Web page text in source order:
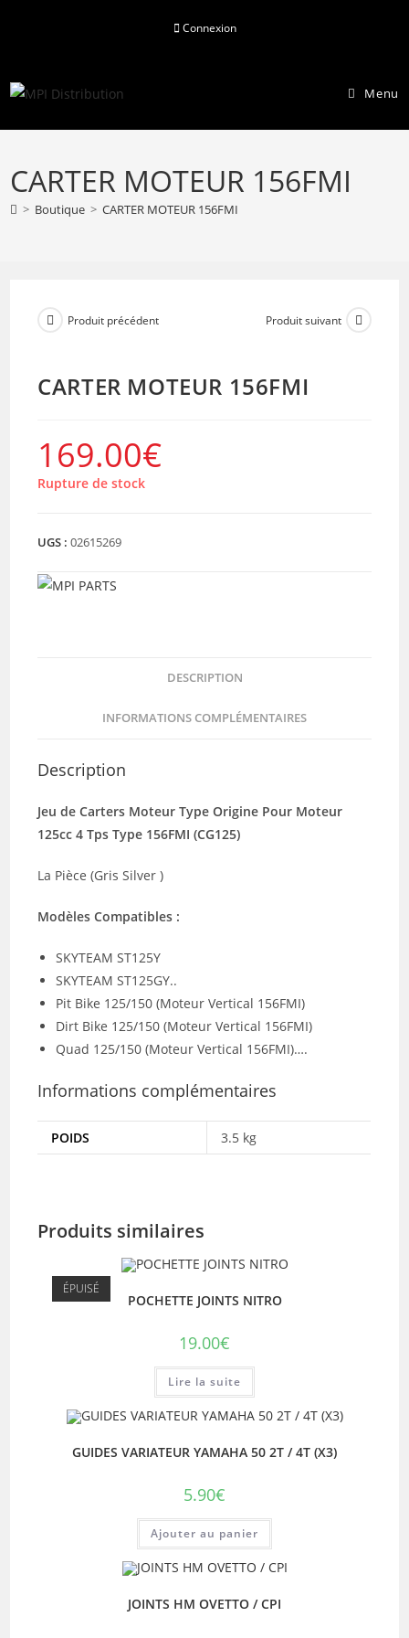
Connexion
Menu
CARTER MOTEUR 156FMI
> Boutique > CARTER MOTEUR 156FMI
Produit précédent Produit suivant
CARTER MOTEUR 156FMI
169.00€
Rupture de stock
UGS :02615269
DESCRIPTION
INFORMATIONS COMPLÉMENTAIRES
Description
Jeu de Carters Moteur Type Origine Pour Moteur
125cc 4 Tps Type 156FMI (CG125)
La Pièce (Gris Silver )
Modèles Compatibles :
SKYTEAM ST125Y
SKYTEAM ST125GY..
Pit Bike 125/150 (Moteur Vertical 156FMI)
Dirt Bike 125/150 (Moteur Vertical 156FMI)
Quad 125/150 (Moteur Vertical 156FMI)….
Informations complémentaires
POIDS 3.5 kg
Produits similaires
ÉPUISÉ
POCHETTE JOINTS NITRO
19.00€
Lire la suite
GUIDES VARIATEUR YAMAHA 50 2T / 4T (X3)
5.90€
Ajouter au panier
JOINTS HM OVETTO / CPI